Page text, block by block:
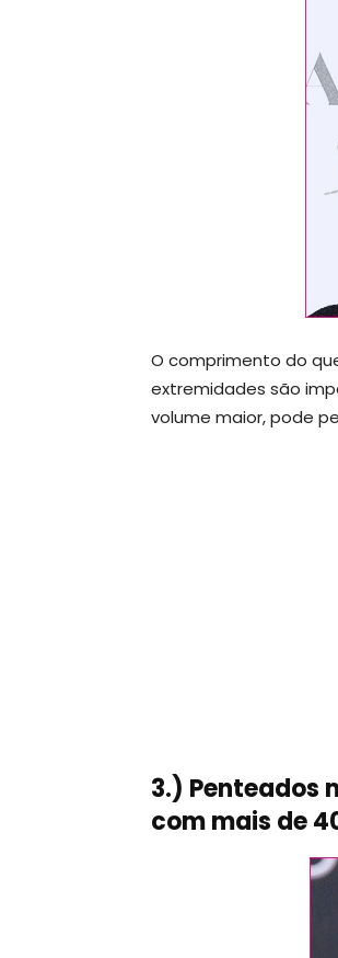
O comprimento do
extremidades são
volume maior, pode
3.) Penteados
com mais de